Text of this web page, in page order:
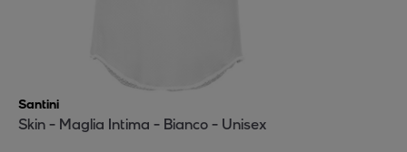
Santini
Skin - Maglia Intima - Bianco - Unisex